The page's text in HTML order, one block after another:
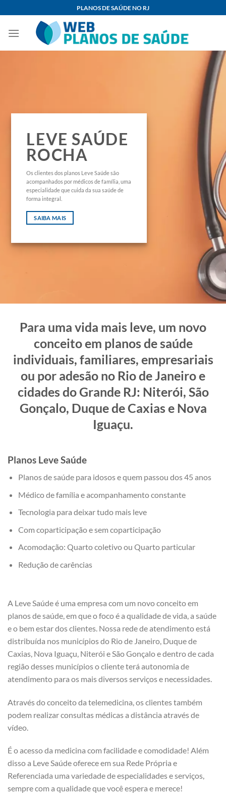
content
PLANOS DE SAÚDE NO RJ
LEVE SAÚDE
ROCHA
Os clientes dos planos Leve Saúde são
acompanhados por médicos de família, uma
especialidade que cuida da sua saúde de
forma integral.
SAIBA MAIS
Para uma vida mais leve, um novo
conceito em planos de saúde
individuais, familiares, empresariais
ou por adesão no Rio de Janeiro e
cidades do Grande RJ: Niterói, São
Gonçalo, Duque de Caxias e Nova
Iguaçu.
Planos Leve Saúde
Planos de saúde para idosos e quem passou dos 45 anos
Médico de família e acompanhamento constante
Tecnologia para deixar tudo mais leve
Com coparticipação e sem coparticipação
Acomodação: Quarto coletivo ou Quarto particular
Redução de carências
A Leve Saúde é uma empresa com um novo conceito em
planos de saúde, em que o foco é a qualidade de vida, a saúde
e o bem estar dos clientes. Nossa rede de atendimento está
distribuída nos municípios do Rio de Janeiro, Duque de
Caxias, Nova Iguaçu, Niterói e São Gonçalo e dentro de cada
região desses municípios o cliente terá autonomia de
atendimento para os mais diversos serviços e necessidades.
Através do conceito da telemedicina, os clientes também
podem realizar consultas médicas a distância através de
vídeo.
É o acesso da medicina com facilidade e comodidade! Além
disso a Leve Saúde oferece em sua Rede Própria e
Referenciada uma variedade de especialidades e serviços,
sempre com a qualidade que você espera e merece!